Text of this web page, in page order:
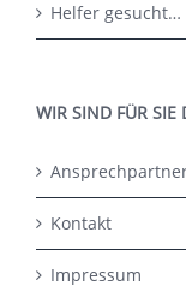
Helfer gesucht…
WIR SIND FÜR SIE
Kontakt
Impressum